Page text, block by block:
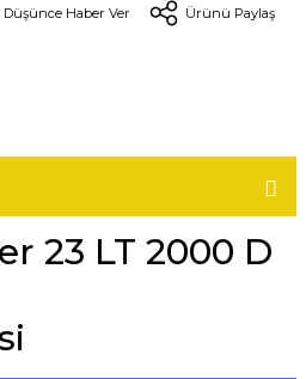
Düşünce Haber Ver Ürünü Paylaş
23 LT 2000 D